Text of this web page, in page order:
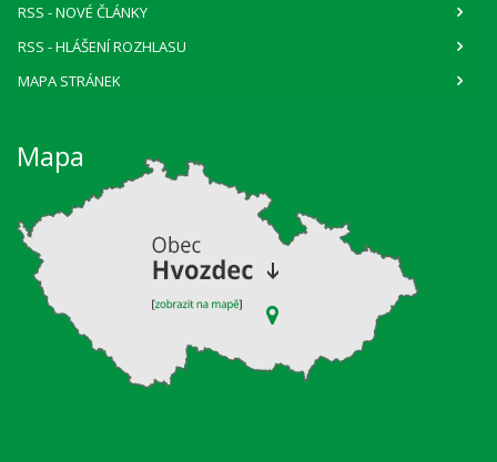
RSS - NOVÉ ČLÁNKY
RSS - HLÁŠENÍ ROZHLASU
MAPA STRÁNEK
Mapa